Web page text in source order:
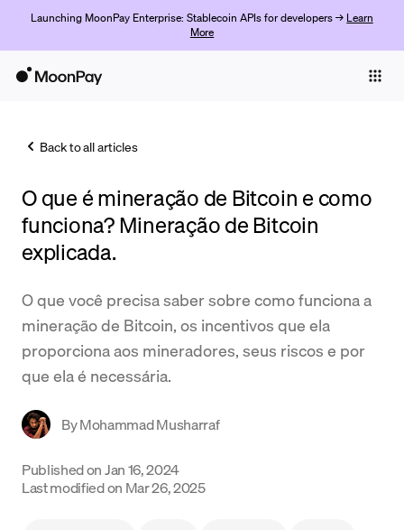
Launching MoonPay Enterprise: Stablecoin APIs for developers → Learn
More
Trade
Crypto Prices
Learn
Support
Language
Back to all articles
O que é mineração de Bitcoin e como
funciona? Mineração de Bitcoin
explicada.
O que você precisa saber sobre como funciona a
mineração de Bitcoin, os incentivos que ela
proporciona aos mineradores, seus riscos e por
que ela é necessária.
ByMohammad Musharraf
Published onJan 16, 2024
Last modified on Mar 26, 2025